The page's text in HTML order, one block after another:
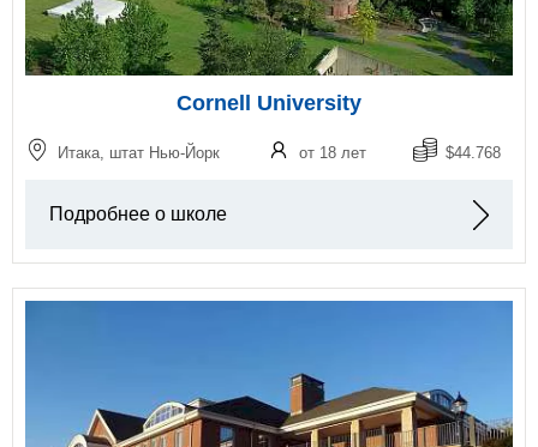
Cornell University
Итака, штат Нью-Йорк от 18 лет $44.768
Подробнее о школе